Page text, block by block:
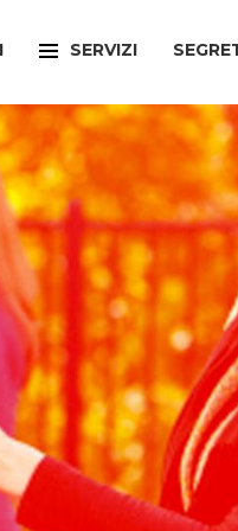
SERVIZI
CAAF
PATRONATO INCA
SPORTELLO
UFFICIO VERTENZE
ARTIGIANATO
SPORTELLO
SPORTELLO SOCIALE
SUNIA